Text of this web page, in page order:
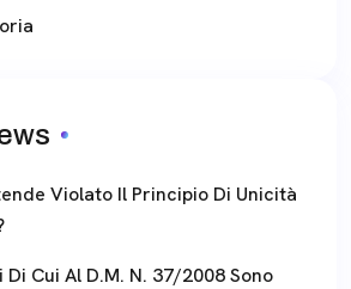
Violato Il Principio Di Unicità
Cui Al D.m. N. 37/2008 Sono